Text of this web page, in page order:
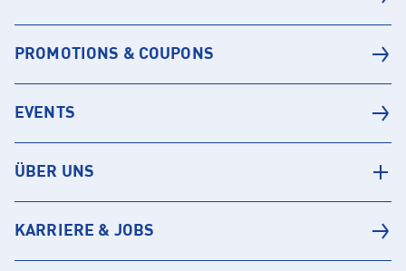
PROMOTIONS & COUPONS
EVENTS
ÜBER UNS
KARRIERE & JOBS